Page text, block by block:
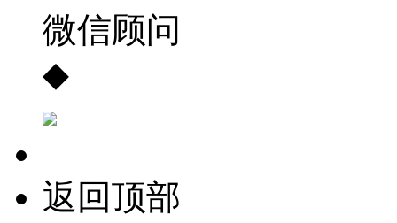
微信顾问
◆
返回顶部